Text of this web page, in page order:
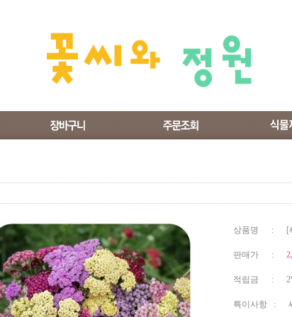
상품명 : [씨
판매가 :
적립금 :
특이사항 :